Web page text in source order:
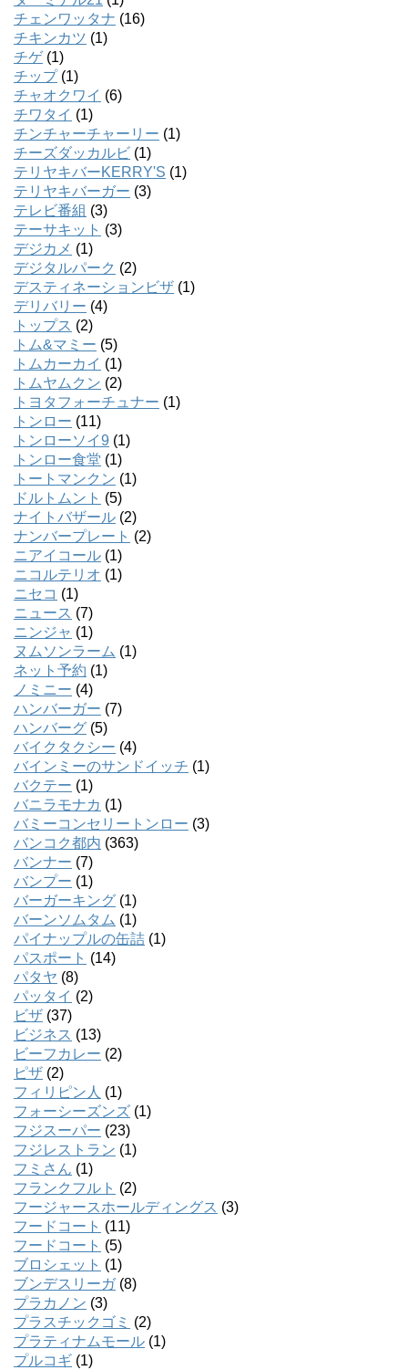
チェンワッタナ (16)
チキンカツ (1)
チゲ(1)
チップ(1)
チャオクワイ (6)
チワタイ (1)
チンチャーチャーリー (1)
チーズダッカルビ (1)
テリヤキバーKERRY'S (1)
テリヤキバーガー (3)
テレビ番組 (3)
テーサキット (3)
デジカメ (1)
デジタルパーク (2)
デスティネーションビザ (1)
デリバリー (4)
トップス (2)
トム&マミー (5)
トムカーカイ (1)
トムヤムクン (2)
トヨタフォーチュナー (1)
トンロー (11)
トンローソイ9 (1)
トンロー食堂 (1)
トートマンクン (1)
ドルトムント (5)
ナイトバザール (2)
ナンバープレート (2)
ニアイコール (1)
ニコルテリオ (1)
ニセコ (1)
ニュース (7)
ニンジャ (1)
ヌムソンラーム (1)
ネット予約 (1)
ノミニー (4)
ハンバーガー (7)
ハンバーグ (5)
バイクタクシー (4)
バインミーのサンドイッチ (1)
バクテー (1)
バニラモナカ (1)
バミーコンセリートンロー (3)
バンコク都内 (363)
バンナー (7)
バンプー (1)
バーガーキング (1)
バーンソムタム (1)
パイナップルの缶詰 (1)
パスポート (14)
パタヤ (8)
パッタイ (2)
ビザ (37)
ビジネス (13)
ビーフカレー (2)
ピザ (2)
フィリピン人 (1)
フォーシーズンズ (1)
フジスーパー (23)
フジレストラン (1)
フミさん (1)
フランクフルト (2)
フージャースホールディングス (3)
フードコート (11)
フードコート (5)
ブロシェット (1)
ブンデスリーガ(8)
プラカノン (3)
プラスチックゴミ (2)
プラティナムモール (1)
プルコギ (1)